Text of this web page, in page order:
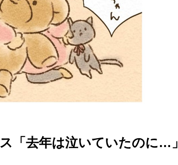
「去年は泣いていたのに…」